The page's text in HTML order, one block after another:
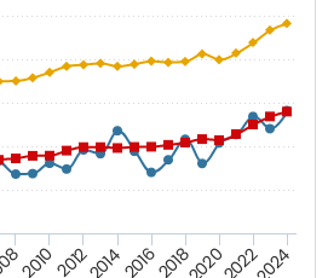
20102012201420162018202020222024